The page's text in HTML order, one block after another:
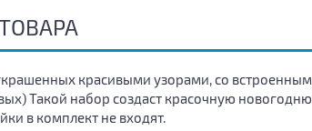
красивыми узорами, со
Такой набор создаст красочную
в комплект не входят.